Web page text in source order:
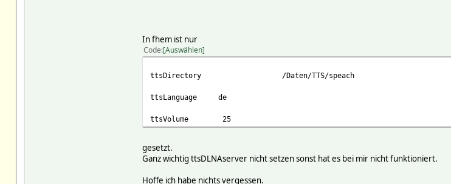
In fhem ist nur
Code Auswählen
ttsDirectory /Daten/TTS/speach
ttsLanguage de
ttsVolume 25
gesetzt.
Ganz wichtig ttsDLNAserver nicht setzen sonst hat es bei mir nicht funktioniert.
Hoffe ich habe nichts vergessen.